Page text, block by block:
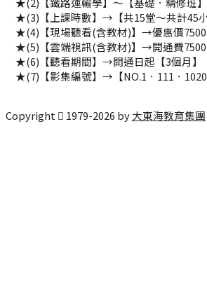
★(3)【上課時數】→【共15堂～共計45
★(4)【現場聽看(含教材)】→優惠價7500
★(5)【雲端視訊(含教材)】→開通費7500
★(6)【聽看期間】→開通日起【3個月】
★(7)【影集編號】→【NO.1．111．1020
Copyright
1979-2026 by 大東海教育集團